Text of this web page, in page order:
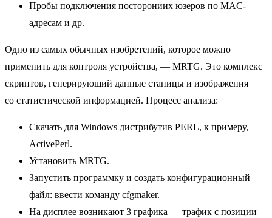
Пробы подключения посторониих юзеров по MAC-
адресам и др.
Одно из самых обычных изобретений, которое можно
применить для контроля устройства, — MRTG. Это комплекс
скриптов, генерирующий данные станицы и изображения
со статистической информацией. Процесс анализа:
Скачать для Windows дистрибутив PERL, к примеру,
ActivePerl.
Установить MRTG.
Запустить программку и создать конфигурационный
файл: ввести команду cfgmaker.
На дисплее возникают 3 графика — трафик с позиции